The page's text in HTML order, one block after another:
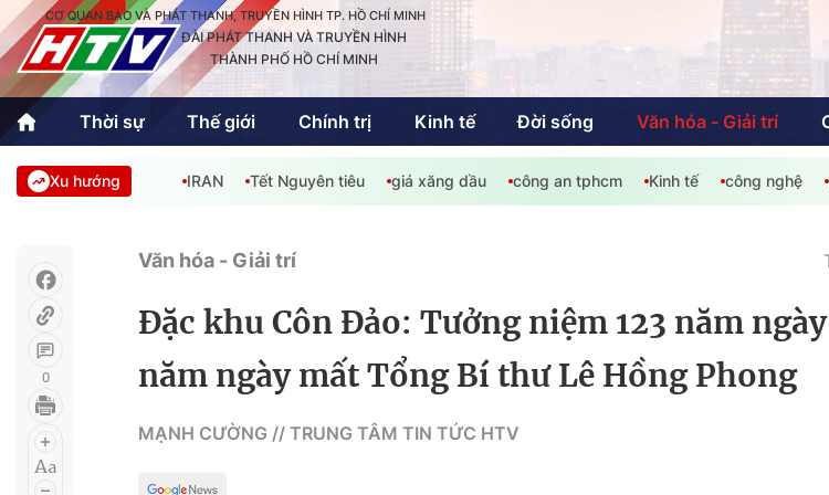
CƠ QUAN BÁO VÀ PHÁT THANH, TRUYỀN HÌNH TP. HỒ CHÍ MINH
ĐÀI PHÁT THANH VÀ TRUYỀN HÌNH
THÀNH PHỐ HỒ CHÍ MINH
Thời sự Thế giới Chính trị Kinh tế Đời sống Văn hóa - Giải trí
Thời sự
Thể thao
Quốc tế
Văn hóa - Giải trí
Giáo dục Kinh
An Sinh
Công nghệ Phóng sự
Xu hướng IRAN Tết Nguyên tiêu giá xăng dầu công an tphcm Kinh tế công nghệ
0
Văn hóa - Giải trí
Đặc khu Côn Đảo: Tưởng niệm 123 năm
năm ngày mất Tổng Bí thư Lê Hồng Phong
MẠNH CƯỜNG // TRUNG TÂM TIN TỨC HTV